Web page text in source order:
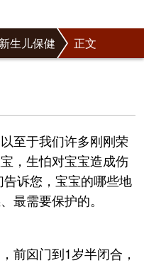
新生儿保健 正文
至于我们许多刚刚荣
，生怕对宝宝造成伤
诉您，宝宝的哪些地
最需要保护的。
前囟门到1岁半闭合，